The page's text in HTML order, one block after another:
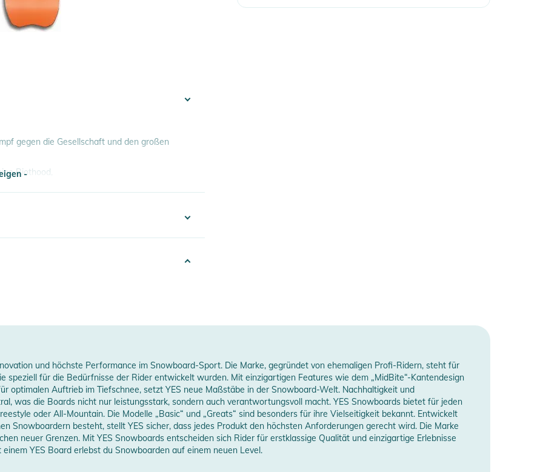
gegen die Gesellschaft und den großen
Riothood,
um dich zu sehen", sagte der lächelnde Wolf,
-
Directional Twin
Hard
Mountain
und höchste Performance im Snowboard-Sport. Die Marke, gegründet von ehemaligen Profi-Ridern, steht für
speziell für die Bedürfnisse der Rider entwickelt wurden. Mit einzigartigen Features wie dem „MidBite“-Kantendesign
optimalen Auftrieb im Tiefschnee, setzt YES neue Maßstäbe in der Snowboard-Welt. Nachhaltigkeit und
was die Boards nicht nur leistungsstark, sondern auch verantwortungsvoll macht. YES Snowboards bietet für jeden
oder All-Mountain. Die Modelle „Basic“ und „Greats“ sind besonders für ihre Vielseitigkeit bekannt. Entwickelt
Snowboardern besteht, stellt YES sicher, dass jedes Produkt den höchsten Anforderungen gerecht wird. Die Marke
neuer Grenzen. Mit YES Snowboards entscheiden sich Rider für erstklassige Qualität und einzigartige Erlebnisse
YES Board erlebst du Snowboarden auf einem neuen Level.